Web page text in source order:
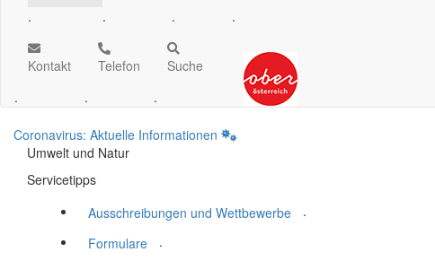
.
.
.
.
Kontakt
.
Telefon
.
Suche
.
Coronavirus: Aktuelle Informationen
Umwelt und Natur
Servicetipps
Ausschreibungen und Wettbewerbe
.
Formulare
.